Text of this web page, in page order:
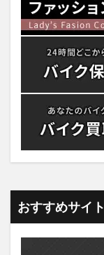
おすすめサイト